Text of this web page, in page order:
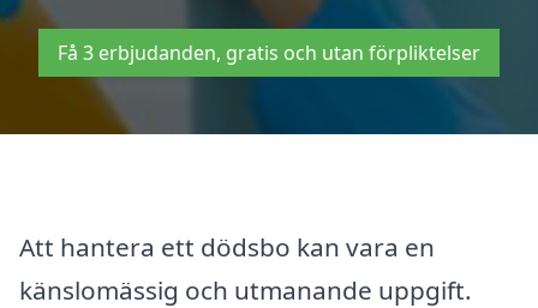
Få 3 erbjudanden, gratis och utan förpliktelser
Att hantera ett dödsbo kan vara en
känslomässig och utmanande uppgift.